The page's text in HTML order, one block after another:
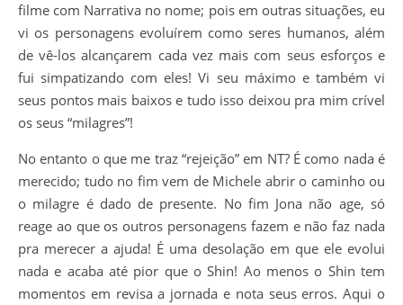
filme com Narrativa no nome; pois em outras situações, eu
vi os personagens evoluírem como seres humanos, além
de vê-los alcançarem cada vez mais com seus esforços e
fui simpatizando com eles! Vi seu máximo e também vi
seus pontos mais baixos e tudo isso deixou pra mim crível
os seus “milagres”!
No entanto o que me traz “rejeição” em NT? É como nada é
merecido; tudo no fim vem de Michele abrir o caminho ou
o milagre é dado de presente. No fim Jona não age, só
reage ao que os outros personagens fazem e não faz nada
pra merecer a ajuda! É uma desolação em que ele evolui
nada e acaba até pior que o Shin! Ao menos o Shin tem
momentos em revisa a jornada e nota seus erros. Aqui o